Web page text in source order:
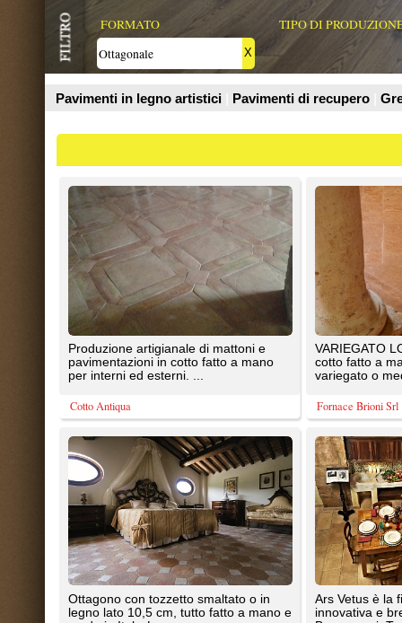
Prodotti
Produzione artigianale di mattoni e
pavimentazioni in cotto fatto a mano
per interni ed esterni. ...
Cotto Antiqua
VARIEGATO LOMBARDO
cotto fatto a mano con impasto
variegato o medone lombardo è
Fornace Brioni Srl
legno lato 10,5 cm, tutto fatto a mano e
made in Italy. La ...
Cotto Etrusco by Materia+ Srl
innovativa e brevettata di
Bernasconi. Trattasi di ...
Fornace Bernasconi
Tavoli e superfici in terracotta, realizzati
mediante le tecniche antiche
Rivestimenti realizzati in
pietra, mediante le tecniche